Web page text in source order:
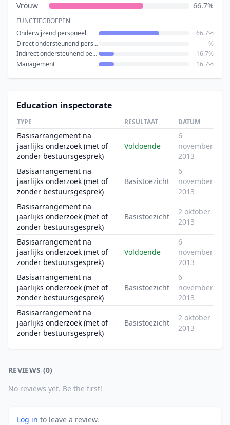
Vrouw 66.7%
FUNCTIEGROEPEN
Onderwijzend personeel
66.7%
Direct ondersteunend personeel
—%
Indirect ondersteunend personeel
16.7%
Management
16.7%
Education inspectorate
TYPE RESULTAAT DATUM
Basisarrangement na
jaarlijks onderzoek (met of
zonder bestuursgesprek)
Voldoende
6
november
2013
Basisarrangement na
jaarlijks onderzoek (met of
zonder bestuursgesprek)
Basistoezicht
6
november
2013
Basisarrangement na
jaarlijks onderzoek (met of
zonder bestuursgesprek)
Basistoezicht
2 oktober
2013
Basisarrangement na
jaarlijks onderzoek (met of
zonder bestuursgesprek)
Voldoende
6
november
2013
Basisarrangement na
jaarlijks onderzoek (met of
zonder bestuursgesprek)
Basistoezicht
6
november
2013
Basisarrangement na
jaarlijks onderzoek (met of
zonder bestuursgesprek)
Basistoezicht
2 oktober
2013
REVIEWS (0)
No reviews yet. Be the first!
Log in to leave a review.